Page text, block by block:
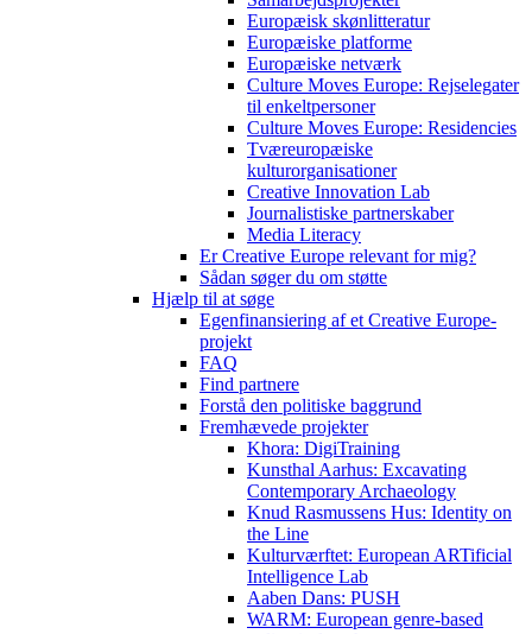
Europæisk skønlitteratur
Europæiske platforme
Europæiske netværk
Culture Moves Europe: Rejselegater
til enkeltpersoner
Culture Moves Europe: Residencies
Tværeuropæiske
kulturorganisationer
Creative Innovation Lab
Journalistiske partnerskaber
Media Literacy
Er Creative Europe relevant for mig?
Sådan søger du om støtte
Hjælp til at søge
Egenfinansiering af et Creative Europe-
projekt
FAQ
Find partnere
Forstå den politiske baggrund
Fremhævede projekter
Khora: DigiTraining
Kunsthal Aarhus: Excavating
Contemporary Archaeology
Knud Rasmussens Hus: Identity on
the Line
Kulturværftet: European ARTificial
Intelligence Lab
Aaben Dans: PUSH
WARM: European genre-based